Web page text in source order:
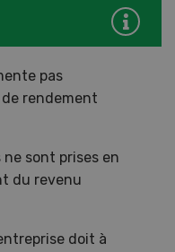
pas
rendement
sont prises en
du revenu
doit à